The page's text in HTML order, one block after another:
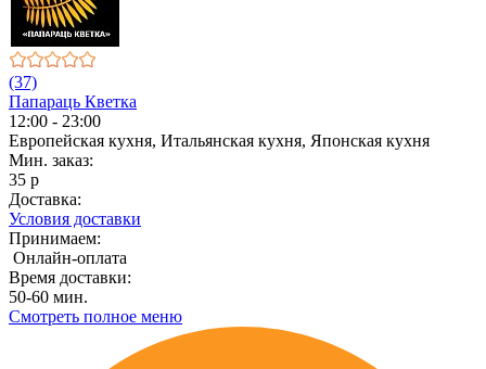
(37)
Папараць Кветка
12:00 - 23:00
Европейская кухня, Итальянская кухня, Японская кухня
Мин. заказ:
35 р
Доставка:
Условия доставки
Принимаем:
Онлайн-оплата
Время доставки:
50-60 мин.
Смотреть полное меню